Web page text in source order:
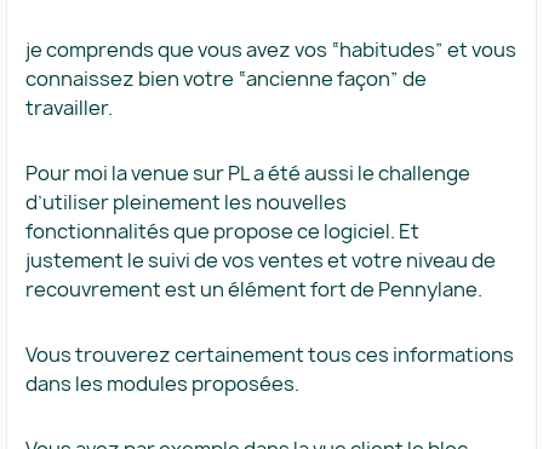
je comprends que vous avez vos “habitudes” et vous
connaissez bien votre “ancienne façon” de
travailler.
Pour moi la venue sur PL a été aussi le challenge
d’utiliser pleinement les nouvelles
fonctionnalités que propose ce logiciel. Et
justement le suivi de vos ventes et votre niveau de
recouvrement est un élément fort de Pennylane.
Vous trouverez certainement tous ces informations
dans les modules proposées.